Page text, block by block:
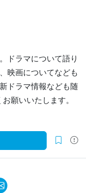
ドラマについて語り
映画についてなども
ドラマ情報なども随
願いいたします。